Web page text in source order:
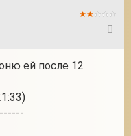
ей после 12